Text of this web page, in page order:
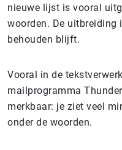
nieuwe lijst is vooral
woorden. De uitbreiding
behouden blijft.
Vooral in de
mailprogramma
merkbaar: je ziet veel
onder de woorden.